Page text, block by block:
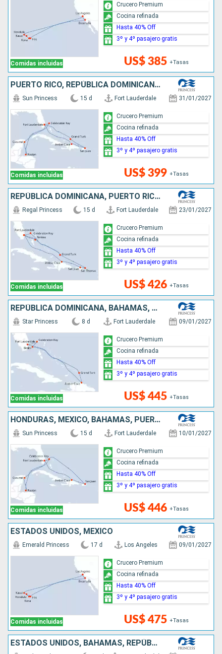
Comidas incluidas US$ 385 +Tasas
Crucero Premium
Cocina refinada
Hasta 40% Off
3º y 4º pasajero gratis
PUERTO RICO, REPÚBLICA DOMINICANA, BAHAMAS, HONDURAS, MÉXICO, ESTADOS UNIDOS
Comidas incluidas
Sun Princess 15 d Fort Lauderdale 31/01/2027
US$ 399 +Tasas
Crucero Premium
Cocina refinada
Hasta 40% Off
3º y 4º pasajero gratis
REPÚBLICA DOMINICANA, PUERTO RICO, ESTADOS UNIDOS, BAHAMAS
Comidas incluidas
Regal Princess 15 d Fort Lauderdale 23/01/2027
US$ 426 +Tasas
Crucero Premium
Cocina refinada
Hasta 40% Off
3º y 4º pasajero gratis
REPÚBLICA DOMINICANA, BAHAMAS, ESTADOS UNIDOS
Comidas incluidas
Star Princess 8 d Fort Lauderdale 09/01/2027
US$ 445 +Tasas
Crucero Premium
Cocina refinada
Hasta 40% Off
3º y 4º pasajero gratis
HONDURAS, MÉXICO, BAHAMAS, PUERTO RICO, REPÚBLICA DOMINICANA, ESTADOS UNIDOS
Comidas incluidas
Sun Princess 15 d Fort Lauderdale 10/01/2027
US$ 446 +Tasas
Crucero Premium
Cocina refinada
Hasta 40% Off
3º y 4º pasajero gratis
ESTADOS UNIDOS, MÉXICO
Comidas incluidas
Emerald Princess 17 d Los Angeles 09/01/2027
US$ 475 +Tasas
Crucero Premium
Cocina refinada
Hasta 40% Off
3º y 4º pasajero gratis
ESTADOS UNIDOS, BAHAMAS, REPÚBLICA DOMINICANA, PUERTO RICO, SAN MARTÍN, ANTIGUA Y BARBUDA